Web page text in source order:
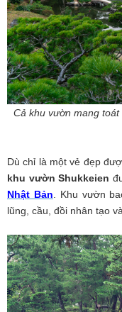
Cả khu vườn mang
Dù chỉ là một vẻ đẹp
khu vườn Shukkeien
Nhật Bản. Khu vườn
lũng, cầu, đồi nhân tạo